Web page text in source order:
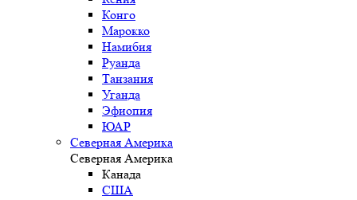
Конго
Марокко
Намибия
Руанда
Танзания
Уганда
Эфиопия
ЮАР
Северная Америка
Северная Америка
Канада
США